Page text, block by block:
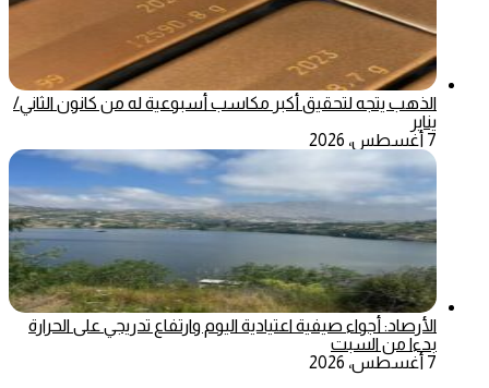
الذهب يتجه لتحقيق أكبر مكاسب أسبوعية له من كانون الثاني/
يناير
7 أغسطس، 2026
الأرصاد: أجواء صيفية اعتيادية اليوم وارتفاع تدريجي على الحرارة
بدءا من السبت
7 أغسطس، 2026